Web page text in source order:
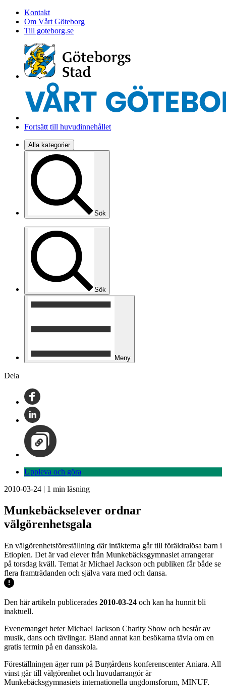
Kontakt
Om Vårt Göteborg
Till goteborg.se
Fortsätt till huvudinnehållet
Alla kategorier
Sök
Sök
Meny
Dela
Uppleva och göra
2010-03-24 | 1 min läsning
Munkebäckselever ordnar
välgörenhetsgala
En välgörenhetsföreställning där intäkterna går till föräldralösa barn i
Etiopien. Det är vad elever från Munkebäcksgymnasiet arrangerar
på torsdag kväll. Temat är Michael Jackson och publiken får både se
flera framträdanden och själva vara med och dansa.
Den här artikeln publicerades 2010-03-24 och kan ha hunnit bli
inaktuell.
Evenemanget heter Michael Jackson Charity Show och består av
musik, dans och tävlingar. Bland annat kan besökarna tävla om en
gratis termin på en dansskola.
Föreställningen äger rum på Burgårdens konferenscenter Aniara. All
vinst går till välgörenhet och huvudarrangör är
Munkebäcksgymnasiets internationella ungdomsforum, MINUF.